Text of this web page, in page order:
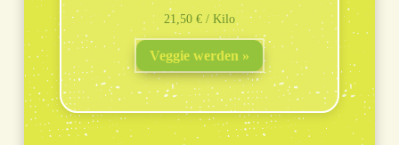
21,50 € / Kilo
Veggie werden